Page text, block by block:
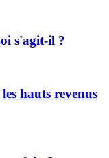
s'agit-il ?
hauts revenus